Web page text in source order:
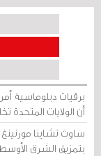
برقيات دبلوماسية
أن الولايات المتحدة
ساوث تشاينا
بتمزيق الشرق